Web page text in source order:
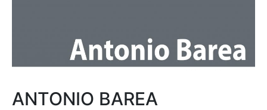
ANTONIO BAREA